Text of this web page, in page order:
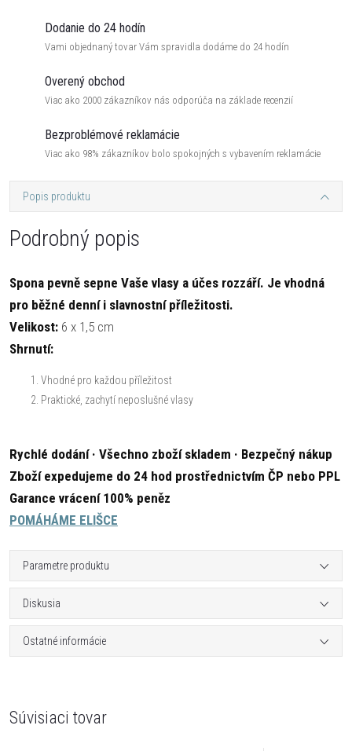
Dodanie do 24 hodín
Vami objednaný tovar Vám spravidla dodáme do 24 hodín
Overený obchod
Viac ako 2000 zákazníkov nás odporúča na základe recenzií
Bezproblémové reklamácie
Viac ako 98% zákazníkov bolo spokojných s vybavením reklamácie
Popis produktu
Podrobný popis
Spona pevně sepne Vaše vlasy a účes rozzáří. Je vhodná
pro běžné denní i slavnostní příležitosti.
Velikost: 6 x 1,5 cm
Shrnutí:
Vhodné pro každou příležitost
Praktické, zachytí neposlušné vlasy
Rychlé dodání · Všechno zboží skladem · Bezpečný nákup
Zboží expedujeme do 24 hod prostřednictvím ČP nebo PPL
Garance vrácení 100% peněz
POMÁHÁME ELIŠCE
Parametre produktu
Diskusia
Ostatné informácie
Súvisiaci tovar